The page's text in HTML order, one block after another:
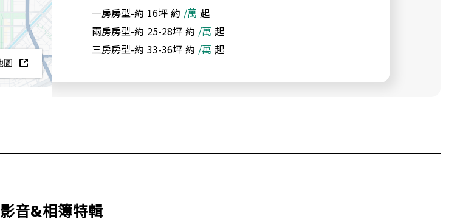
一房房型-約 16坪 約 /萬 起
兩房房型-約 25-28坪 約 /萬 起
三房房型-約 33-36坪 約 /萬 起
影音&相簿特輯